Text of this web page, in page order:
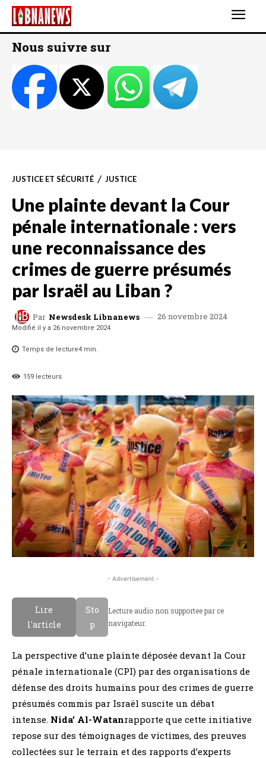
Nous suivre sur
JUSTICE ET SÉCURITÉ JUSTICE
Une plainte devant la Cour
pénale internationale : vers
une reconnaissance des
crimes de guerre présumés
par Israël au Liban ?
Par Newsdesk Libnanews 26 novembre 2024
Modifié il y a 26 novembre 2024
Temps de lecture4 min.
159 lecteurs
- Advertisement -
Lire
l'article
Sto
p
Lecture audio non supportee par ce
navigateur.
La perspective d’une plainte déposée devant la Cour
pénale internationale (CPI) par des organisations de
défense des droits humains pour des crimes de guerre
présumés commis par Israël suscite un débat
intense. Nida’ Al-Watanrapporte que cette initiative
repose sur des témoignages de victimes, des preuves
collectées sur le terrain et des rapports d’experts